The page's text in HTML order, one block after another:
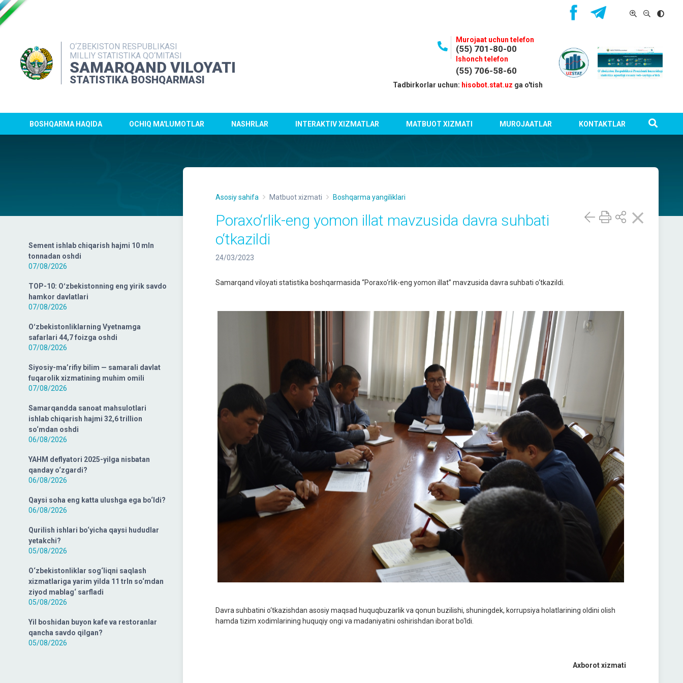
O‘ZBEKISTON RESPUBLIKASI
MILLIY STATISTIKA QO‘MITASI
SAMARQAND VILOYATI
STATISTIKA BOSHQARMASI
Murojaat uchun telefon
(55) 701-80-00
Ishonch telefon
(55) 706-58-60
Tadbirkorlar uchun: hisobot.stat.uz ga o'tish
BOSHQARMA HAQIDA OCHIQ MA'LUMOTLAR NASHRLAR INTERAKTIV XIZMATLAR MATBUOT XIZMATI MUROJAATLAR KONTAKTLAR
Sement ishlab chiqarish hajmi 10 mln
tonnadan oshdi
07/08/2026
TOP-10: Oʻzbekistonning eng yirik savdo
hamkor davlatlari
07/08/2026
Oʻzbekistonliklarning Vyetnamga
safarlari 44,7 foizga oshdi
07/08/2026
Siyosiy-ma’rifiy bilim — samarali davlat
fuqarolik xizmatining muhim omili
07/08/2026
Samarqandda sanoat mahsulotlari
ishlab chiqarish hajmi 32,6 trillion
so‘mdan oshdi
06/08/2026
YAHM deflyatori 2025-yilga nisbatan
qanday o‘zgardi?
06/08/2026
Qaysi soha eng katta ulushga ega bo‘ldi?
06/08/2026
Qurilish ishlari bo‘yicha qaysi hududlar
yetakchi?
05/08/2026
O‘zbekistonliklar sog‘liqni saqlash
xizmatlariga yarim yilda 11 trln so‘mdan
ziyod mablag‘ sarfladi
05/08/2026
Yil boshidan buyon kafe va restoranlar
qancha savdo qilgan?
05/08/2026
Asosiy sahifa Matbuot xizmati Boshqarma yangiliklari
Poraxo‘rlik-eng yomon illat mavzusida davra suhbati
o‘tkazildi
24/03/2023
Samarqand viloyati statistika boshqarmasida “Poraxo‘rlik-eng yomon illat” mavzusida davra suhbati o‘tkazildi.
Davra suhbatini o‘tkazishdan asosiy maqsad huquqbuzarlik va qonun buzilishi, shuningdek, korrupsiya holatlarining oldini olish
hamda tizim xodimlarining huquqiy ongi va madaniyatini oshirishdan iborat bo‘ldi.
Axborot xizmati